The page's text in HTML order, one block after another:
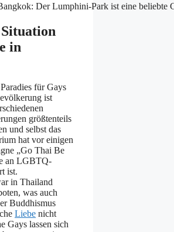
Der Lumphini-Park ist eine beliebte
in
für Gays
ist
größtenteils
und selbst das
hat vor einigen
„Go Thai Be
an LGBTQ-
ist.
in Thailand
was auch
Buddhismus
Liebe nicht
Gays lassen sich